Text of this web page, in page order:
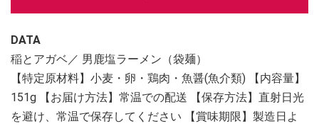
DATA
稲とアガベ／ 男鹿塩ラーメン（袋麺）
【特定原材料】小麦・卵・鶏肉・魚醤(魚介類) 【内容量】
151g 【お届け方法】常温での配送 【保存方法】直射日光
を避け、常温で保存してください 【賞味期限】製造日よ